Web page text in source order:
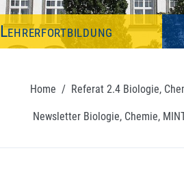
Lehrerfortbildung
Home / Referat 2.4 Biologie,
Newsletter Biologie, Chemie,